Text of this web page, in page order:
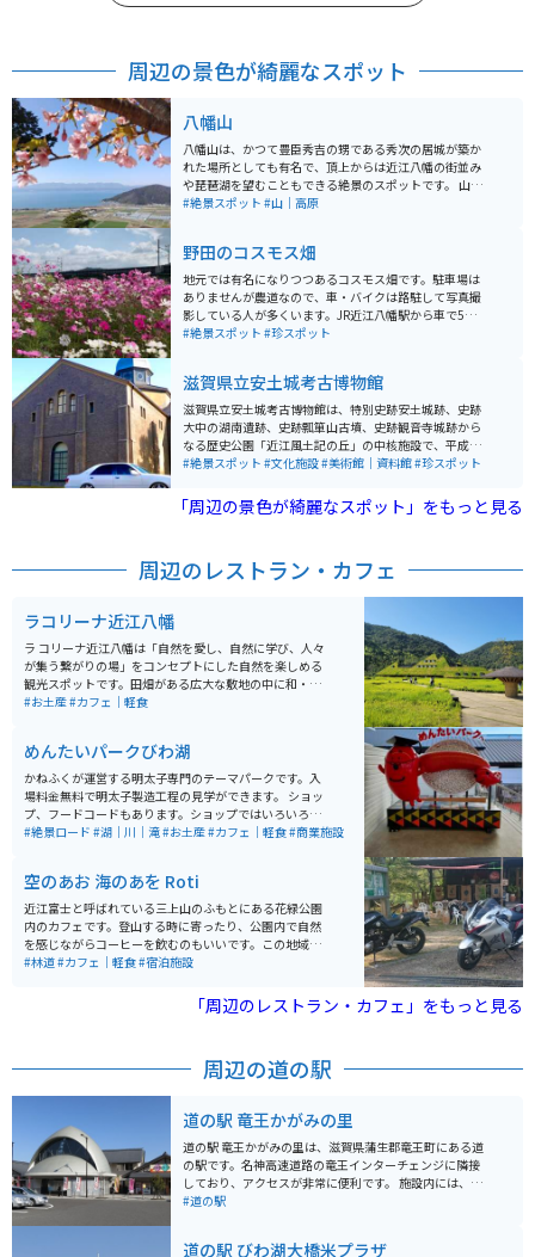
周辺の景色が綺麗なスポット
八幡山
八幡山は、かつて豊臣秀吉の甥である秀次の居城が築か
れた場所としても有名で、頂上からは近江八幡の街並み
や琵琶湖を望むこともできる絶景のスポットです。 山頂
に続くロープウェイがあり、15分間隔で運行されてお
す。山頂に城跡や寺院もありますが、観光客の姿はまば
らでした。ゆっくり過ごすのには最適な場所です。 ただ
し、出発の駅付近には無料の駐車場がありますが、近く
にはクラブハリエの関連施設や観光スポットも多いの
で、かなり混雑しています。
#絶景スポット #山｜高原
野田のコスモス畑
地元では有名になりつつあるコスモス畑です。駐車場は
ありませんが農道なので、車・バイクは路駐して写真撮
影している人が多くいます。JR近江八幡駅から車で5分
程度でアクセスも良いので、コスモスシーズンの秋の休
のがオススメです。
#絶景スポット #珍スポット
滋賀県立安土城考古博物館
滋賀県立安土城考古博物館は、特別史跡安土城跡、史跡
大中の湖南遺跡、史跡瓢箪山古墳、史跡観音寺城跡から
なる歴史公園「近江風土記の丘」の中核施設で、平成4
年に開館しました。 博物館内には2つの常設展示室が設
生時代、古墳時代の近江を体験でき、第2の展示室では
「中世・戦国時代」をテーマに、安土城やその他の城郭
ます。また、博物館講座、体験博物館、お茶会、写生大
生640円、小中生420円、県内高齢者（65歳以上）460
円です。おしゃれな建物と一緒に車やバイクの写真が撮
れるのでオススメです。
#絶景スポット #文化施設#美術館｜資料館#珍スポット
「周辺の景色が綺麗なスポット」をもっと見る
周辺のレストラン・カフェ
ラコリーナ近江八幡
ラ コリーナ近江八幡は「自然を愛し、自然に学び、人々
が集う繋がりの場」をコンセプトにした自然を楽しめる
観光スポットです。田畑がある広大な敷地の中に和・洋
菓子のメインショップをはじめ、自社農園のキャンディ
番手土産バームクーヘンが有名なクラブハリエのショッ
プもあります。屋根一面が芝におおわれたメインショッ
プや百本以上もの栗の木を使って建てられたカステラシ
ョップなど自然を感じながらゆったりと過ごせます。
#お土産#カフェ｜軽食
めんたいパークびわ湖
かねふくが運営する明太子専門のテーマパークです。入
場料金無料で明太子製造工程の見学ができます。 ショッ
プ、フードコードもあります。ショップではいろいろな
種類の明太子や明太子の加工品を購入することができま
#絶景ロード #湖｜川｜滝#お土産#カフェ｜軽食#商業施設
空のあお 海のあを Roti
近江富士と呼ばれている三上山のふもとにある花緑公園
内のカフェです。登山する時に寄ったり、公園内で自然
を感じながらコーヒーを飲むのもいいです。この地域一
帯に自然があふれてるため、ツーリングには最適です。
#林道#カフェ｜軽食#宿泊施設
「周辺のレストラン・カフェ」をもっと見る
周辺の道の駅
道の駅 竜王かがみの里
道の駅 竜王かがみの里は、滋賀県蒲生郡竜王町にある道
の駅です。名神高速道路の竜王インターチェンジに隣接
しており、アクセスが非常に便利です。 施設内には、地
元の新鮮な農産物を販売する「かがみの里市場」や、近
#道の駅
道の駅 びわ湖大橋米プラザ